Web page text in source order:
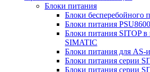
Блоки питания
Блоки бесперебойного
Блоки питания
Блоки питания SITOP
SIMATIC
Блоки питания для AS-
Блоки питания серии
Блоки питания серии